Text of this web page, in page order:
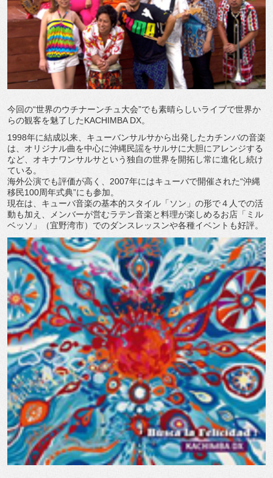
今回の“世界のウチナーンチュ大会”でも素晴らしいライブで世界か
らの観客を魅了したKACHIMBA DX。
1998年に結成以来、キューバンサルサから出発したカチンバの音楽
は、オリジナル曲を中心に沖縄民謡をサルサに大胆にアレンジする
など、オキナワンサルサという独自の世界を開拓し常に進化し続け
ている。
海外公演でも評価が高く、2007年にはキューバで開催された“沖縄
移民100周年式典”にも参加。
現在は、キューバ音楽の基本的スタイル「ソン」の形で４人での活
動も加え、メンバーが営むラテン音楽と料理が楽しめるお店「ミル
ベッソ」（宜野湾市）でのダンスレッスンや各種イベントも好評。